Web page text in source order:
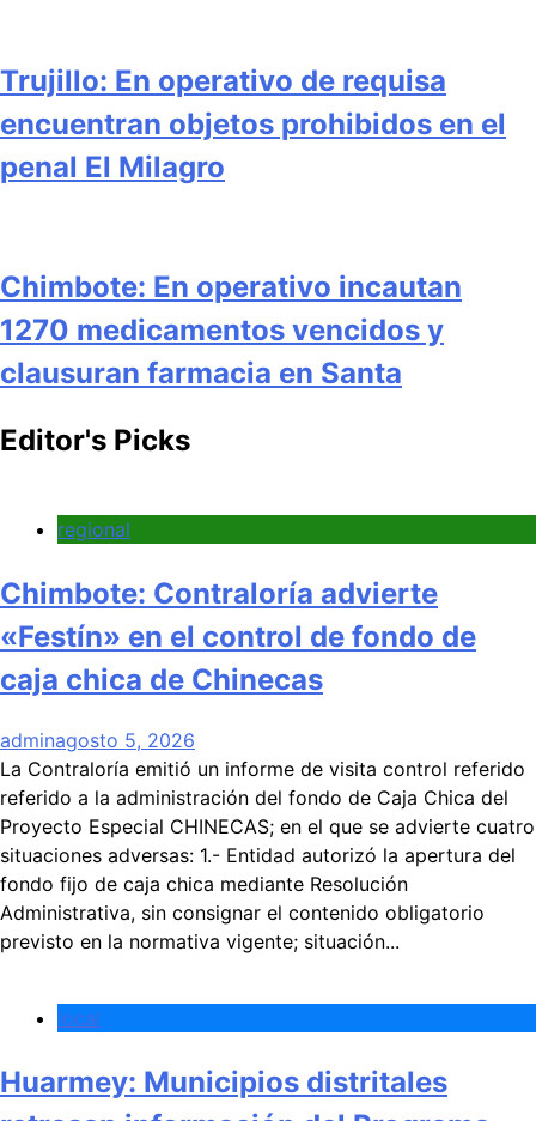
Trujillo: En operativo de requisa
encuentran objetos prohibidos en el
penal El Milagro
Chimbote: En operativo incautan
1270 medicamentos vencidos y
clausuran farmacia en Santa
Editor's Picks
regional
Chimbote: Contraloría advierte
«Festín» en el control de fondo de
caja chica de Chinecas
adminagosto 5, 2026
La Contraloría emitió un informe de visita control referido
referido a la administración del fondo de Caja Chica del
Proyecto Especial CHINECAS; en el que se advierte cuatro
situaciones adversas: 1.- Entidad autorizó la apertura del
fondo fijo de caja chica mediante Resolución
Administrativa, sin consignar el contenido obligatorio
previsto en la normativa vigente; situación...
local
Huarmey: Municipios distritales